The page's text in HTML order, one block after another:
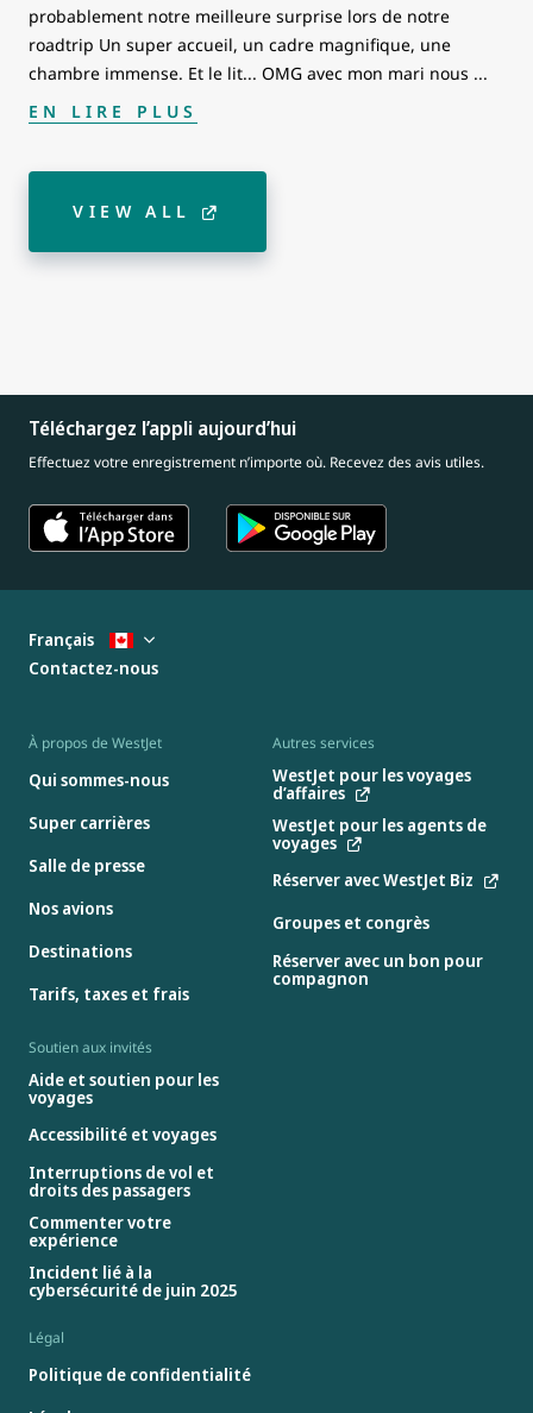
probablement notre meilleure surprise lors de notre
roadtrip Un super accueil, un cadre magnifique, une
chambre immense. Et le lit... OMG avec mon mari nous ...
EN LIRE PLUS
VIEW ALL
Téléchargez l’appli aujourd’hui
Effectuez votre enregistrement n’importe où. Recevez des avis utiles.
À propos de WestJet
Qui sommes-nous
Super carrières
Salle de presse
Nos avions
Destinations
Tarifs, taxes et frais
Autres services
WestJet pour les voyages
d’affaires
WestJet pour les agents de
voyages
Réserver avec WestJet Biz
Groupes et congrès
Réserver avec un bon pour
compagnon
Soutien aux invités
Aide et soutien pour les
voyages
Accessibilité et voyages
Interruptions de vol et
droits des passagers
Commenter votre
expérience
Incident lié à la
cybersécurité de juin 2025
Légal
Politique de confidentialité
Français
Contactez-nous